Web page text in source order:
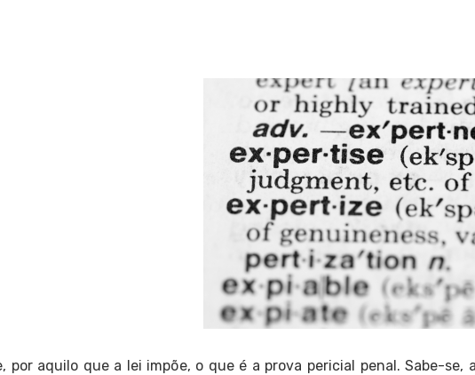
por aquilo que a lei impõe, o que é a prova pericial penal. Sabe-